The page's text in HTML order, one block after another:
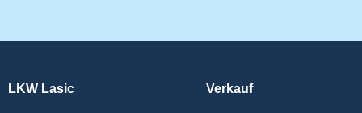
LKW Lasic Verkauf